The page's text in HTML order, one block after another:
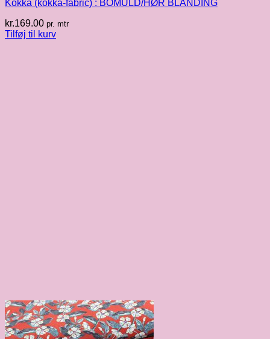
Kokka (kokka-fabric) : BOMULD/HØR BLANDING
kr.169.00 pr. mtr
Tilføj til kurv